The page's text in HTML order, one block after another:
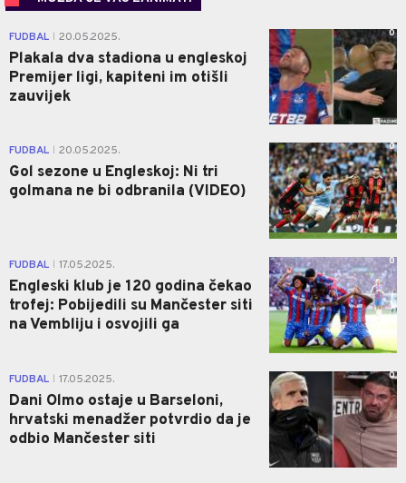
FUDBAL 20.05.2025.
Plakala dva stadiona u engleskoj
Premijer ligi, kapiteni im otišli
zauvijek
0
FUDBAL 20.05.2025.
Gol sezone u Engleskoj: Ni tri
golmana ne bi odbranila (VIDEO)
0
FUDBAL 17.05.2025.
Engleski klub je 120 godina čekao
trofej: Pobijedili su Mančester siti
na Vembliju i osvojili ga
0
FUDBAL 17.05.2025.
Dani Olmo ostaje u Barseloni,
hrvatski menadžer potvrdio da je
odbio Mančester siti
0